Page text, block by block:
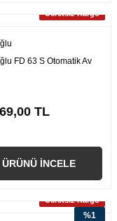
Ücretsiz Kargo
FD 63 S Otomatik Av
TL
ÜRÜNÜ İNCELE
Ücretsiz Kargo
%1